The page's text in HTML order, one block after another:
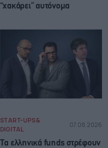
“χακάρει” αυτόνομα
START-UPS &
DIGITAL
07.08.2026
Τα ελληνικά funds στρέφουν